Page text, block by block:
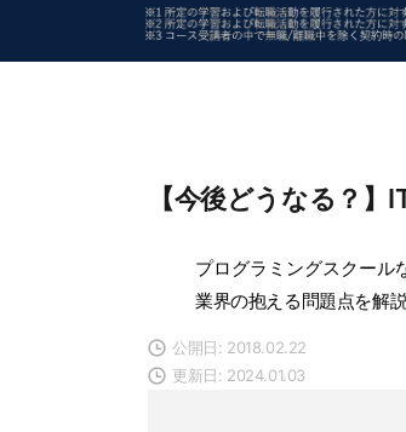
【今後どうなる？
プログラミングスクール
業界の抱える問題点を解
公開日: 2018.02.22
更新日: 2024.01.03